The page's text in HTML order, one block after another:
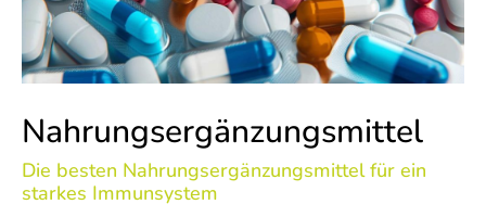
Nahrungsergänzungsmittel
Die besten Nahrungsergänzungsmittel für ein
starkes Immunsystem